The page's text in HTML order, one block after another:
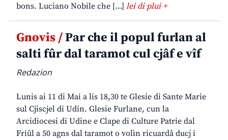
bons. Luciano Nobile che […] lei di plui +
Gnovis /Par che il popul furlan al
salti fûr dal taramot cul cjâf e vîf
Redazion
Lunis ai 11 di Mai a lis 18,30 te Glesie di Sante Marie
sul Cjiscjel di Udin. Glesie Furlane, cun la
Arcidiocesi di Udine e Clape di Culture Patrie dal
Friûl a 50 agns dal taramot o volìn ricuardâ ducj i